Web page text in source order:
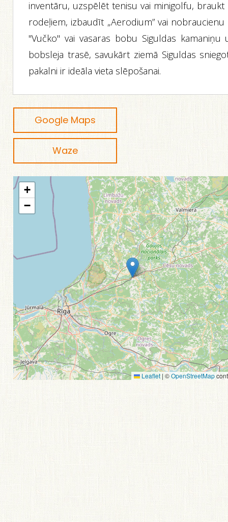
inventāru, uzspēlēt tenisu vai minigolfu, braukt
rodeļiem, izbaudīt „Aerodium” vai nobraucienu
"Vučko" vai vasaras bobu Siguldas kamaniņu
bobsleja trasē, savukārt ziemā Siguldas
pakalni ir ideāla vieta slēpošanai.
Google Maps
Waze
+
−
Leaflet | ©OpenStreetMap